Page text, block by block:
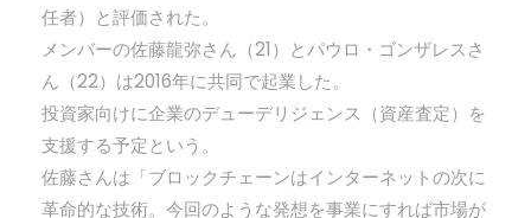
任者）と評価された。
メンバーの佐藤龍弥さん（21）とパウロ・ゴンザレスさ
ん（22）は2016年に共同で起業した。
投資家向けに企業のデューデリジェンス（資産査定）を
支援する予定という。
佐藤さんは「ブロックチェーンはインターネットの次に
革命的な技術。今回のような発想を事業にすれば市場が